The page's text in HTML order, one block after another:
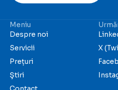
Meniu
Despre noi
Servicii
Prețuri
Ştiri
X